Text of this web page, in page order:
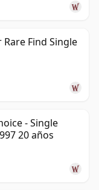
Find Single
- Single
20 años